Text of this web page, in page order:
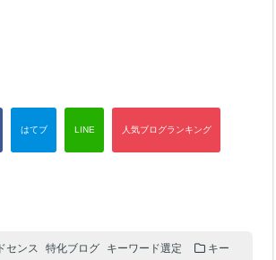
センス 特化ブログ キーワード選定
キー